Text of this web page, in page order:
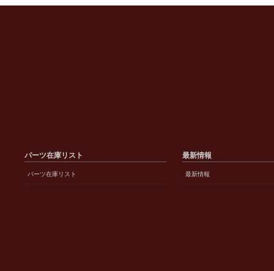
パーツ在庫リスト
パーツ在庫リスト
最新情報
最新情報